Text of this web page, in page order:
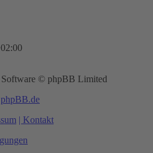
© phpBB Limited
phpBB.de
| Kontakt